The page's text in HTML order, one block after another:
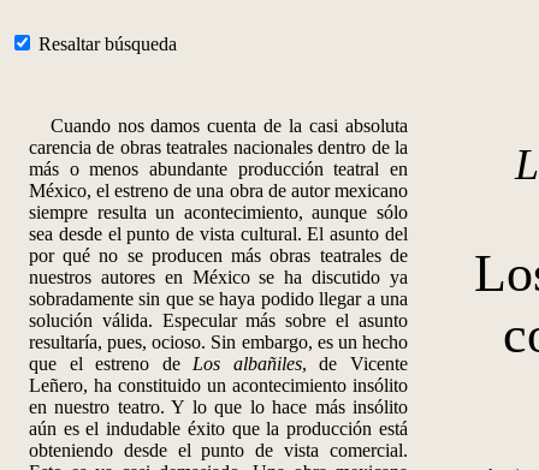
Resaltar búsqueda
Cuando nos damos cuenta de la casi absoluta
carencia de obras teatrales nacionales dentro de la
más o menos abundante producción teatral en
México, el estreno de una obra de autor mexicano
siempre resulta un acontecimiento, aunque sólo
sea desde el punto de vista cultural. El asunto del
por qué no se producen más obras teatrales de
nuestros autores en México se ha discutido ya
sobradamente sin que se haya podido llegar a una
solución válida. Especular más sobre el asunto
resultaría, pues, ocioso. Sin embargo, es un hecho
que el estreno de Los albañiles, de Vicente
Leñero, ha constituido un acontecimiento insólito
en nuestro teatro. Y lo que lo hace más insólito
aún es el indudable éxito que la producción está
obteniendo desde el punto de vista comercial.